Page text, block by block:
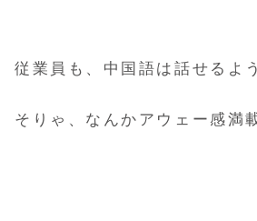
従業員も、中国語は話せるよ
そりゃ、なんかアウェー感満